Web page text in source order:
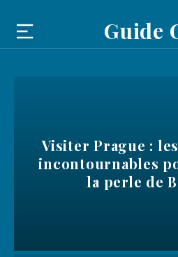
Guide
Visiter Prague :
incontournables
la perle de